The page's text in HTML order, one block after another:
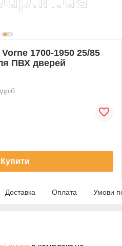
1700-1950 25/85
ПВХ дверей
Купити
Доставка Оплата Умови